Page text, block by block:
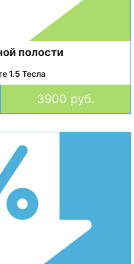
полости
1.5 Тесла
3900 руб.